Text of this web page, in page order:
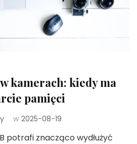
kamerach: kiedy ma
pamięci
w 2025-08-19
potrafi znacząco wydłużyć